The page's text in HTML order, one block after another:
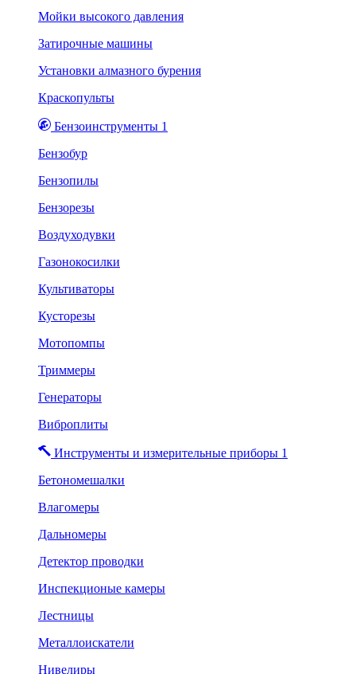
Мойки высокого давления
Затирочные машины
Установки алмазного бурения
Краскопульты
Бензоинструменты 1
Бензобур
Бензопилы
Бензорезы
Воздуходувки
Газонокосилки
Культиваторы
Кусторезы
Мотопомпы
Триммеры
Генераторы
Виброплиты
Инструменты и измерительные приборы 1
Бетономешалки
Влагомеры
Дальномеры
Детектор проводки
Инспекционые камеры
Лестницы
Металлоискатели
Нивелиры